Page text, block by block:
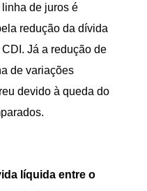
de juros é
redução da dívida
Já a redução de
de variações
devido à queda do
líquida entre o